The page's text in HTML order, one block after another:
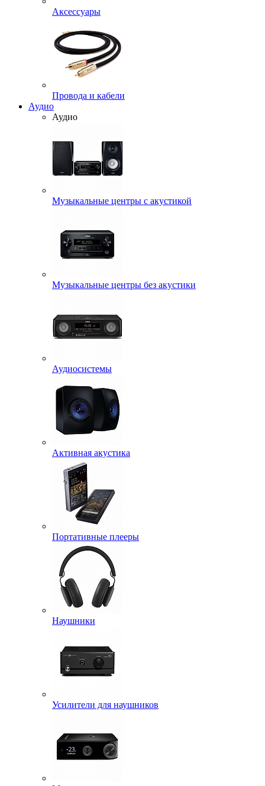
Аксессуары
Провода и кабели
Аудио
Аудио
Музыкальные центры с акустикой
Музыкальные центры без акустики
Аудиосистемы
Активная акустика
Портативные плееры
Наушники
Усилители для наушников